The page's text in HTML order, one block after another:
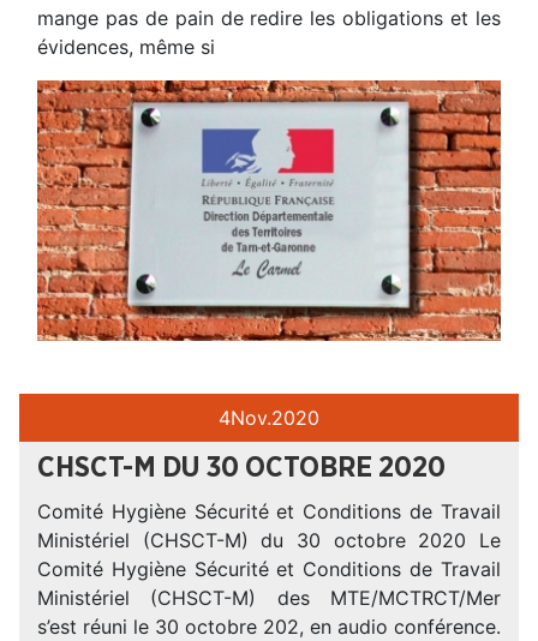
mange pas de pain de redire les obligations et les
évidences, même si
4Nov.2020
CHSCT-M DU 30 OCTOBRE 2020
Comité Hygiène Sécurité et Conditions de Travail
Ministériel (CHSCT-M) du 30 octobre 2020 Le
Comité Hygiène Sécurité et Conditions de Travail
Ministériel (CHSCT-M) des MTE/MCTRCT/Mer
s’est réuni le 30 octobre 202, en audio conférence.